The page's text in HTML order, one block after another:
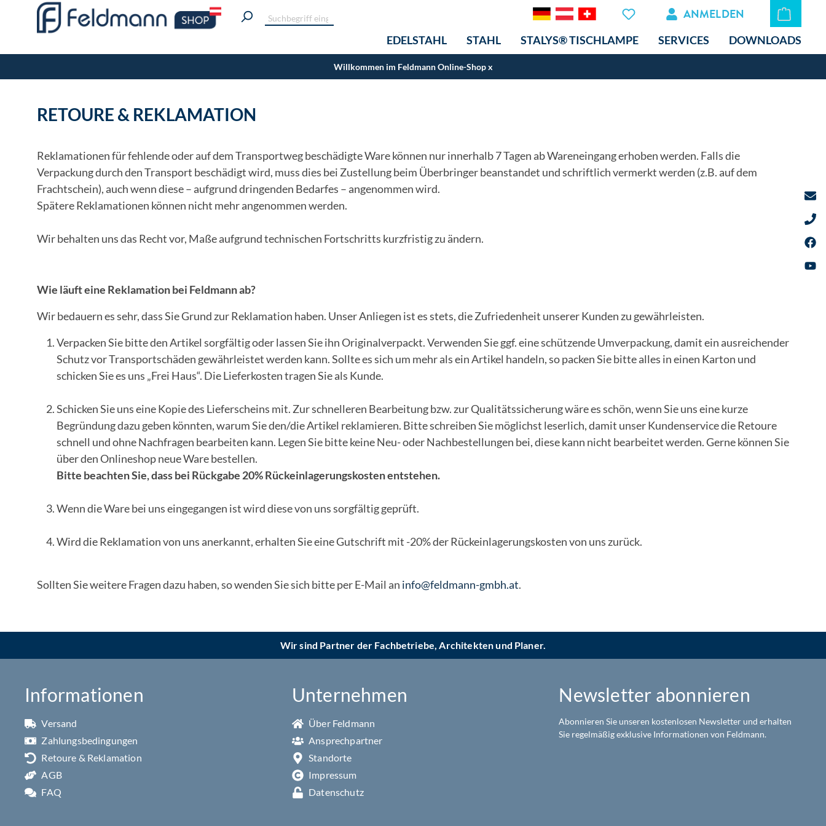
ANMELDEN
EDELSTAHL STAHL STALYS® TISCHLAMPE SERVICES DOWNLOADS
Willkommen im Feldmann Online-Shopx
RETOURE & REKLAMATION
Reklamationen für fehlende oder auf dem Transportweg beschädigte Ware können nur innerhalb 7 Tagen ab Wareneingang erhoben werden. Falls die
Verpackung durch den Transport beschädigt wird, muss dies bei Zustellung beim Überbringer beanstandet und schriftlich vermerkt werden (z.B. auf dem
Frachtschein), auch wenn diese – aufgrund dringenden Bedarfes – angenommen wird.
Spätere Reklamationen können nicht mehr angenommen werden.
Wir behalten uns das Recht vor, Maße aufgrund technischen Fortschritts kurzfristig zu ändern.
Wie läuft eine Reklamation bei Feldmann ab?
Wir bedauern es sehr, dass Sie Grund zur Reklamation haben. Unser Anliegen ist es stets, die Zufriedenheit unserer Kunden zu gewährleisten.
Verpacken Sie bitte den Artikel sorgfältig oder lassen Sie ihn Originalverpackt. Verwenden Sie ggf. eine schützende Umverpackung, damit ein ausreichender
Schutz vor Transportschäden gewährleistet werden kann. Sollte es sich um mehr als ein Artikel handeln, so packen Sie bitte alles in einen Karton und
schicken Sie es uns „Frei Haus“. Die Lieferkosten tragen Sie als Kunde.
Schicken Sie uns eine Kopie des Lieferscheins mit. Zur schnelleren Bearbeitung bzw. zur Qualitätssicherung wäre es schön, wenn Sie uns eine kurze
Begründung dazu geben könnten, warum Sie den/die Artikel reklamieren. Bitte schreiben Sie möglichst leserlich, damit unser Kundenservice die Retoure
schnell und ohne Nachfragen bearbeiten kann. Legen Sie bitte keine Neu- oder Nachbestellungen bei, diese kann nicht bearbeitet werden. Gerne können Sie
über den Onlineshop neue Ware bestellen.
Bitte beachten Sie, dass bei Rückgabe 20% Rückeinlagerungskosten entstehen.
Wenn die Ware bei uns eingegangen ist wird diese von uns sorgfältig geprüft.
Wird die Reklamation von uns anerkannt, erhalten Sie eine Gutschrift mit -20% der Rückeinlagerungskosten von uns zurück.
Sollten Sie weitere Fragen dazu haben, so wenden Sie sich bitte per E-Mail an info@feldmann-gmbh.at.
Wir sind Partner der Fachbetriebe, Architekten und Planer.
Informationen
Versand
Zahlungsbedingungen
Retoure & Reklamation
AGB
FAQ
Unternehmen
Über Feldmann
Ansprechpartner
Standorte
Impressum
Datenschutz
Newsletter abonnieren
Abonnieren Sie unseren kostenlosen Newsletter und erhalten
Sie regelmäßig exklusive Informationen von Feldmann.